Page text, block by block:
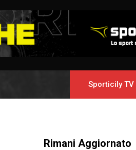
Sporticily TV
Rimani Aggiornato